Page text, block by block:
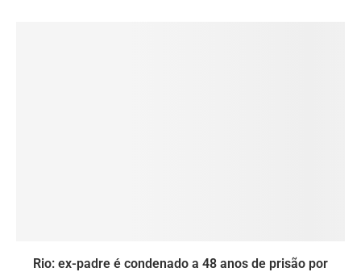
Rio: ex-padre é condenado a 48 anos de prisão por